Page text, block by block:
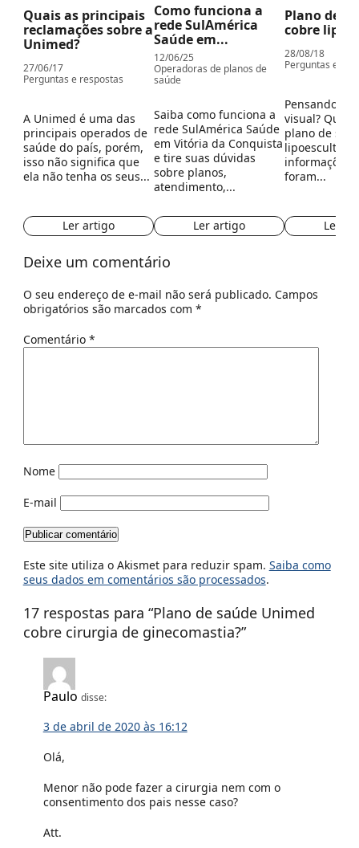
Quais as principais
reclamações sobre a
Unimed?
27/06/17
Perguntas e respostas
A Unimed é uma das
principais operados de
saúde do país, porém,
isso não significa que
ela não tenha os seus...
Ler artigo
Como funciona a
rede SulAmérica
Saúde em...
12/06/25
Operadoras de planos de
saúde
Saiba como funciona a
rede SulAmérica Saúde
em Vitória da Conquista
e tire suas dúvidas
sobre planos,
atendimento,...
Ler artigo
Plano de
cobre
28/08/18
Perguntas e
Pensando
visual? Quer
plano de
informações
foram...
Ler
Deixe um comentário
O seu endereço de e-mail não será publicado. Campos
obrigatórios são marcados com *
Comentário *
Nome
E-mail
Este site utiliza o Akismet para reduzir spam. Saiba como
seus dados em comentários são processados.
17 respostas para “Plano de saúde Unimed
cobre cirurgia de ginecomastia?”
Paulo disse:
3 de abril de 2020 às 16:12
Olá,
Menor não pode fazer a cirurgia nem com o
consentimento dos pais nesse caso?
Att.